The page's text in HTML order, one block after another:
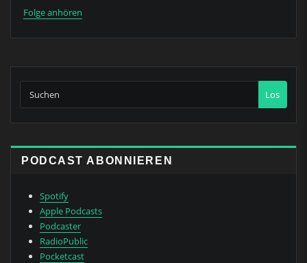
Folge anhören
Los
PODCAST ABONNIEREN
Spotify
Apple Podcasts
Podcaster
RadioPublic
Pocketcast